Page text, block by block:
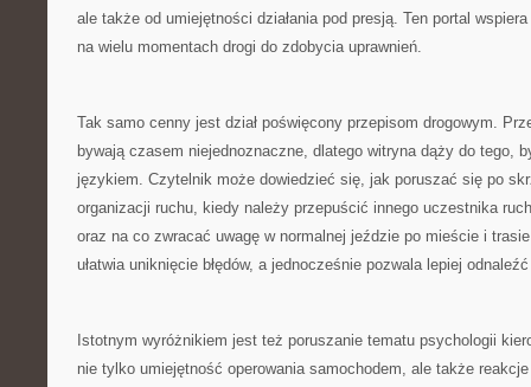
ale także od umiejętności działania pod presją. Ten portal
na wielu momentach drogi do zdobycia uprawnień.
Tak samo cenny jest dział poświęcony przepisom drogowym.
bywają czasem niejednoznaczne, dlatego witryna dąży do tego,
językiem. Czytelnik może dowiedzieć się, jak poruszać się po
organizacji ruchu, kiedy należy przepuścić innego uczestnika
oraz na co zwracać uwagę w normalnej jeździe po mieście i
ułatwia uniknięcie błędów, a jednocześnie pozwala lepiej
Istotnym wyróżnikiem jest też poruszanie tematu psychologii
nie tylko umiejętność operowania samochodem, ale także